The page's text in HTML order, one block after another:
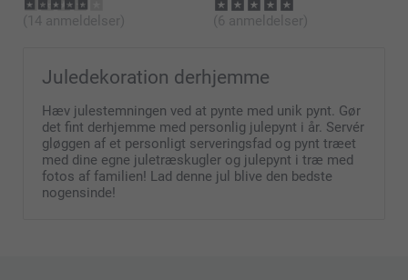
(14 anmeldelser) (6 anmeldelser)
Juledekoration derhjemme
Hæv julestemningen ved at pynte med unik pynt. Gør
det fint derhjemme med personlig julepynt i år. Servér
gløggen af et personligt serveringsfad og pynt træet
med dine egne juletræskugler og julepynt i træ med
fotos af familien! Lad denne jul blive den bedste
nogensinde!